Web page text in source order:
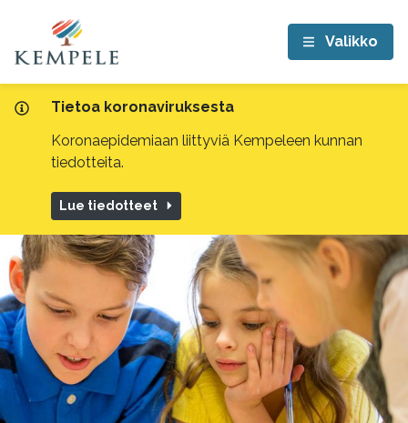
Tietoa koronaviruksesta
Koronaepidemiaan liittyviä Kempeleen kunnan
tiedotteita.
Lue tiedotteet
Valikko